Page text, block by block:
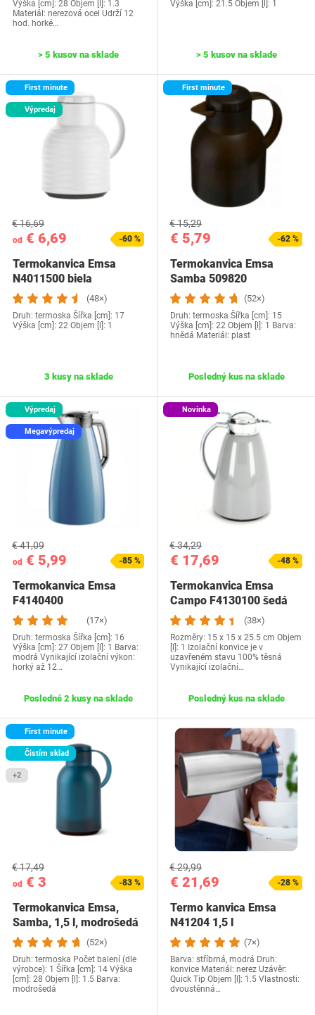
Výška [cm]: 28 Objem [l]: 1.3
Materiál: nerezová ocel Udrží 12
hod. horké…
> 5 kusov na sklade
Výška [cm]: 21.5 Objem [l]: 1
> 5 kusov na sklade
First minute
Výpredaj
od € 6,69
€ 16,69
-60 %
Termokanvica Emsa
N4011500 biela
(48×)
Druh: termoska Šířka [cm]: 17
Výška [cm]: 22 Objem [l]: 1
3 kusy na sklade
First minute
€ 5,79
€ 15,29
-62 %
Termokanvica Emsa
Samba 509820
(52×)
Druh: termoska Šířka [cm]: 15
Výška [cm]: 22 Objem [l]: 1 Barva:
hnědá Materiál: plast
Posledný kus na sklade
Výpredaj
Megavýpredaj
od € 5,99
€ 41,09
-85 %
Termokanvica Emsa
F4140400
(17×)
Druh: termoska Šířka [cm]: 16
Výška [cm]: 27 Objem [l]: 1 Barva:
modrá Vynikající izolační výkon:
horký až 12…
Posledné 2 kusy na sklade
Novinka
€ 17,69
€ 34,29
-48 %
Termokanvica Emsa
Campo F4130100 šedá
(38×)
Rozměry: 15 x 15 x 25.5 cm Objem
[l]: 1 Izolační konvice je v
uzavřeném stavu 100% těsná
Vynikající izolační…
Posledný kus na sklade
First minute
Čistím sklad
+2
od € 3
€ 17,49
-83 %
Termokanvica Emsa,
Samba, 1,5 l, modrošedá
(52×)
Druh: termoska Počet balení (dle
výrobce): 1 Šířka [cm]: 14 Výška
[cm]: 28 Objem [l]: 1.5 Barva:
modrošedá
€ 21,69
€ 29,99
-28 %
Termo kanvica Emsa
N41204 1,5 l
(7×)
Barva: stříbrná, modrá Druh:
konvice Materiál: nerez Uzávěr:
Quick Tip Objem [l]: 1.5 Vlastnosti:
dvoustěnná…